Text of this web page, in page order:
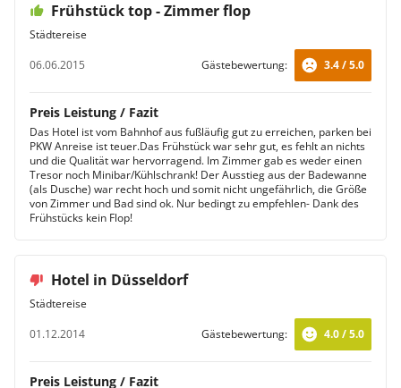
Frühstück top - Zimmer flop
Städtereise
06.06.2015
Gästebewertung: 3.4 / 5.0
Preis Leistung / Fazit
Das Hotel ist vom Bahnhof aus fußläufig gut zu erreichen, parken bei
PKW Anreise ist teuer.Das Frühstück war sehr gut, es fehlt an nichts
und die Qualität war hervorragend. Im Zimmer gab es weder einen
Tresor noch Minibar/Kühlschrank! Der Ausstieg aus der Badewanne
(als Dusche) war recht hoch und somit nicht ungefährlich, die Größe
von Zimmer und Bad sind ok. Nur bedingt zu empfehlen- Dank des
Frühstücks kein Flop!
Hotel in Düsseldorf
Städtereise
01.12.2014
Gästebewertung: 4.0 / 5.0
Preis Leistung / Fazit